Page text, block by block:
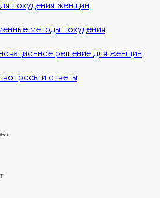
похудения женщин
методы похудения
решение для женщин
и ответы